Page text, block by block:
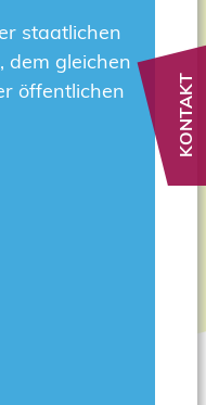
staatlichen
dem gleichen
öffentlichen
KONTAKT